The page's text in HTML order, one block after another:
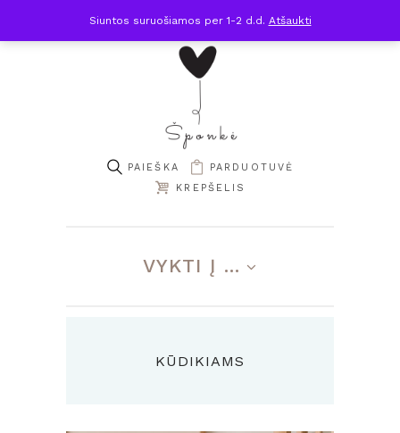
PARDUOTUVĖ
KREPŠELIS
VYKTI Į ...
KŪDIKIAMS
Siuntos suruošiamos per 1-2 d.d. Atšaukti